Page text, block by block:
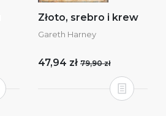
Złoto, srebro i krew
Gareth Harney
47,94 zł 79,90 zł